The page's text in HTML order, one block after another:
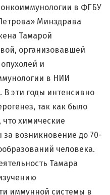
в ФГБУ
Минздрава
Тамарой
организовавшей
и
в НИИ
эти годы интенсивно
так как было
химические
возникновение до 70-
человека.
Тамара
иммунной системы в